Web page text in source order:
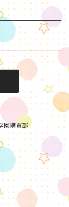
園購買部